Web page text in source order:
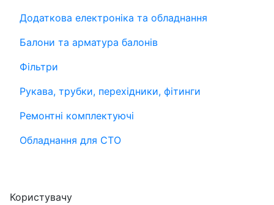
Додаткова електроніка та обладнання
Балони та арматура балонів
Фільтри
Рукава, трубки, перехідники, фітинги
Ремонтні комплектуючі
Обладнання для СТО
Користувачу